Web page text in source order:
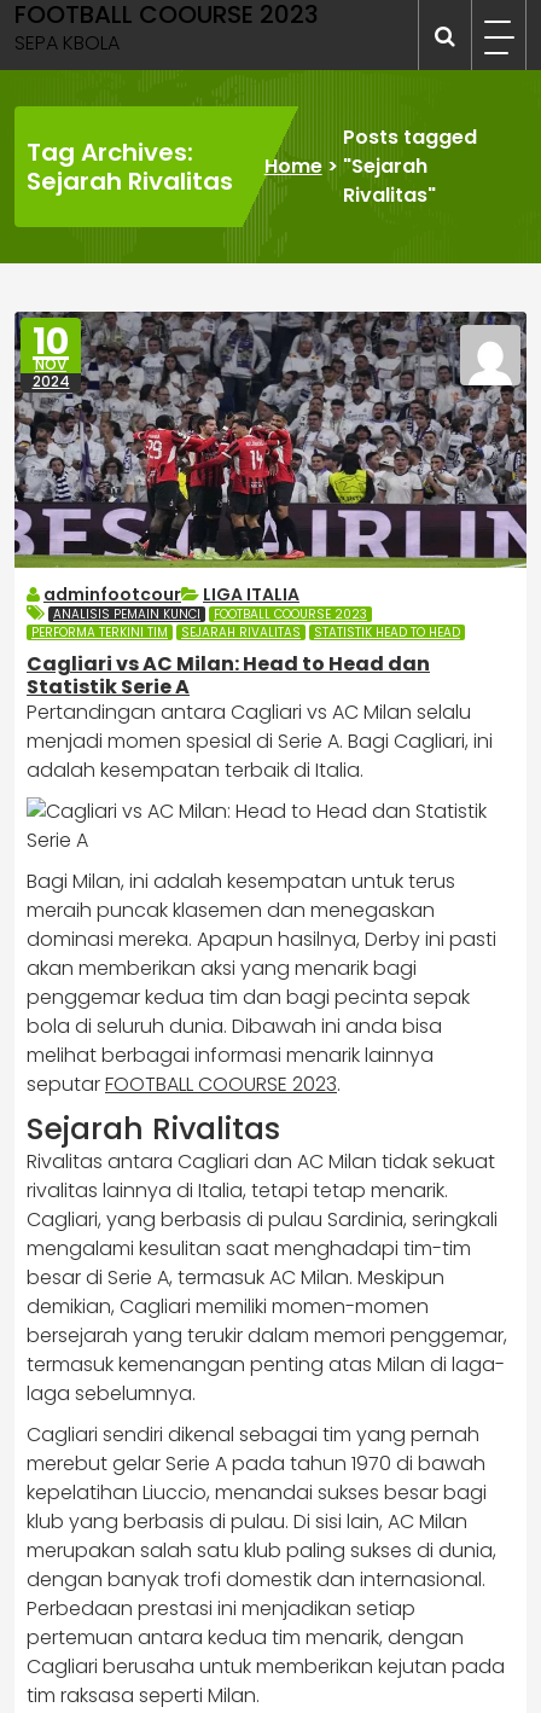
Skip
to
content
FOOTBALL COOURSE 2023
SEPA KBOLA
Tag Archives:
Sejarah Rivalitas
Home>
Posts tagged
"Sejarah
Rivalitas"
10
NOV
2024
adminfootcour LIGA ITALIA
ANALISIS PEMAIN KUNCI
FOOTBALL COOURSE 2023
PERFORMA TERKINI TIM
SEJARAH RIVALITAS STATISTIK HEAD TO HEAD
Cagliari vs AC Milan: Head to Head dan
Statistik Serie A
Pertandingan antara Cagliari vs AC Milan selalu
menjadi momen spesial di Serie A. Bagi Cagliari, ini
adalah kesempatan terbaik di Italia.
Bagi Milan, ini adalah kesempatan untuk terus
meraih puncak klasemen dan menegaskan
dominasi mereka. Apapun hasilnya, Derby ini pasti
akan memberikan aksi yang menarik bagi
penggemar kedua tim dan bagi pecinta sepak
bola di seluruh dunia. Dibawah ini anda bisa
melihat berbagai informasi menarik lainnya
seputarFOOTBALL COOURSE 2023.
Sejarah Rivalitas
Rivalitas antara Cagliari dan AC Milan tidak sekuat
rivalitas lainnya di Italia, tetapi tetap menarik.
Cagliari, yang berbasis di pulau Sardinia, seringkali
mengalami kesulitan saat menghadapi tim-tim
besar di Serie A, termasuk AC Milan. Meskipun
demikian, Cagliari memiliki momen-momen
bersejarah yang terukir dalam memori penggemar,
termasuk kemenangan penting atas Milan di laga-
laga sebelumnya.
Cagliari sendiri dikenal sebagai tim yang pernah
merebut gelar Serie A pada tahun 1970 di bawah
kepelatihan Liuccio, menandai sukses besar bagi
klub yang berbasis di pulau. Di sisi lain, AC Milan
merupakan salah satu klub paling sukses di dunia,
dengan banyak trofi domestik dan internasional.
Perbedaan prestasi ini menjadikan setiap
pertemuan antara kedua tim menarik, dengan
Cagliari berusaha untuk memberikan kejutan pada
tim raksasa seperti Milan.